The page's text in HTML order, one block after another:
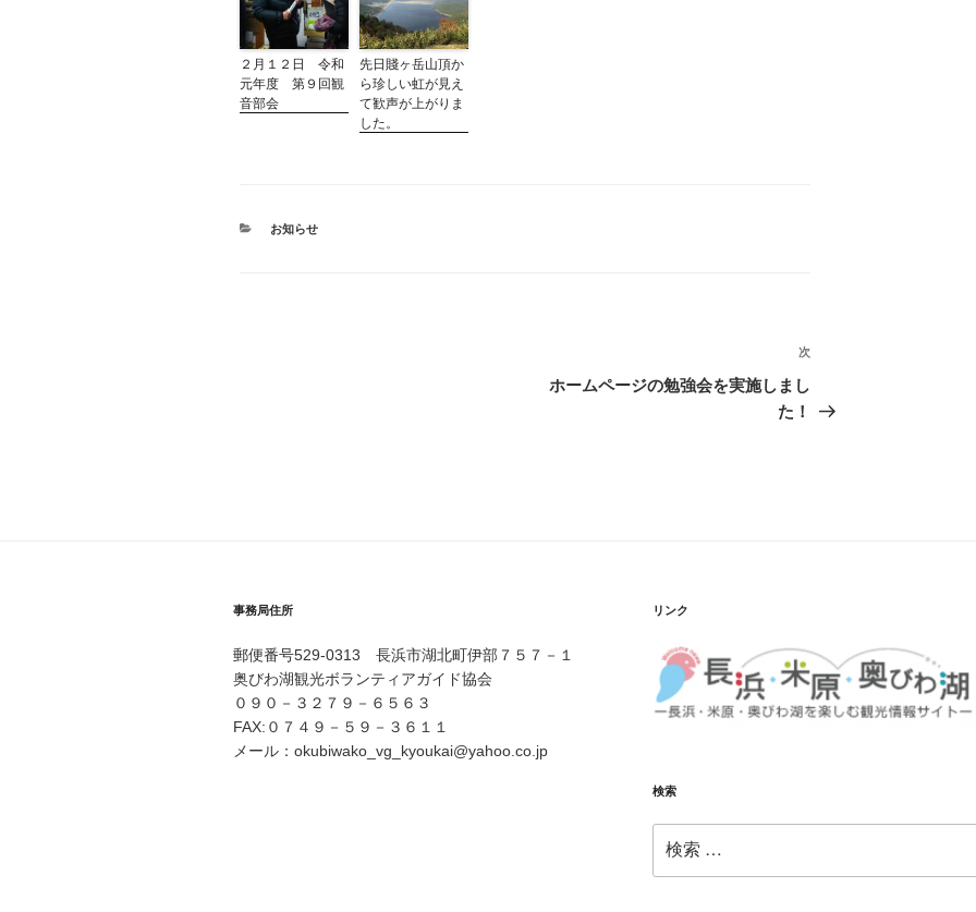
２月１２日 令和
元年度 第９回観
音部会
先日賤ヶ岳山頂か
ら珍しい虹が見え
て歓声が上がりま
した。
カ
お知らせ
ョ
ン
投
次
ホームページの勉強会を実施しまし
た！
事務局住所
郵便番号529-0313 長浜市湖北町伊部７５７－１
奥びわ湖観光ボランティアガイド協会
０９０－３２７９－６５６３
FAX:０７４９－５９－３６１１
メール：okubiwako_vg_kyoukai@yahoo.co.jp
リンク
検索
索: